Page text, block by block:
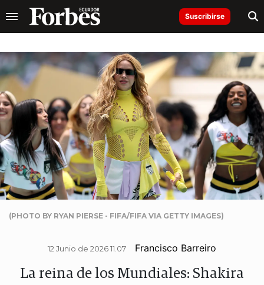
Suscribirse
(PHOTO BY RYAN PIERSE - FIFA/FIFA VIA GETTY IMAGES)
12 Junio de 2026 11.07 Francisco Barreiro
La reina de los Mundiales: Shakira